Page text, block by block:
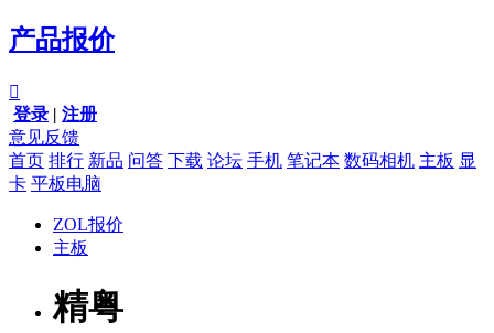
产品报价

登录 | 注册
意见反馈
首页 排行 新品 问答 下载 论坛 手机 笔记本 数码相机 主板 显
卡 平板电脑
ZOL报价
主板
精粤